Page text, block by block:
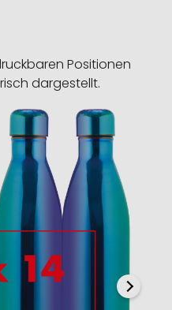
Positionen
dargestellt.